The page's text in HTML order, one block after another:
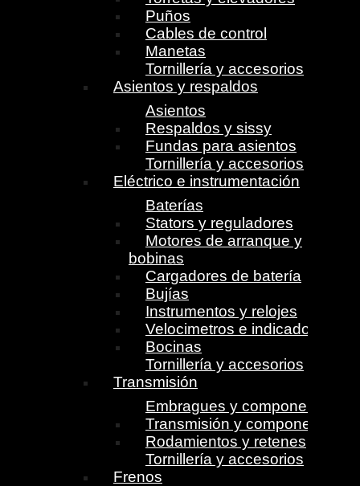
Puños
Cables de control
Manetas
Tornillería y accesorios
Asientos y respaldos
Asientos
Respaldos y sissy
Fundas para asientos
Tornillería y accesorios
Eléctrico e instrumentación
Baterías
Stators y reguladores
Motores de arranque y
bobinas
Cargadores de batería
Bujías
Instrumentos y relojes
Velocimetros e indicadores
Bocinas
Tornillería y accesorios
Transmisión
Embragues y componentes
Transmisión y componentes
Rodamientos y retenes
Tornillería y accesorios
Frenos